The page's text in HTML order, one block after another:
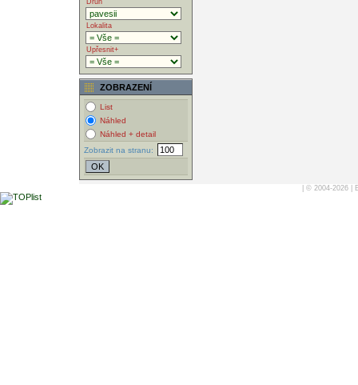
Druh
Lokalita
Upřesnit+
ZOBRAZENÍ
List
Náhled
Náhled + detail
Zobrazit na stranu:
| © 2004-2026 |